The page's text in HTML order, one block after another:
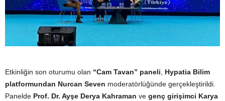
Etkinliğin son oturumu olan “Cam Tavan” paneli
Hypatia Bilim
platformundan Nurcan Seven moderatörlüğünde gerçekleştirildi.
Panelde Prof. Dr. Ayşe Derya Kahraman ve genç girişimci Karya